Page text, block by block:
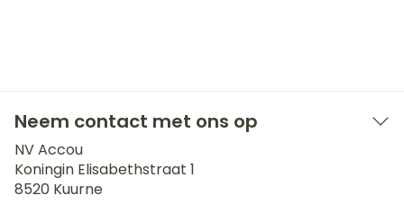
Neem contact met ons op
NV Accou
Koningin Elisabethstraat 1
8520 Kuurne